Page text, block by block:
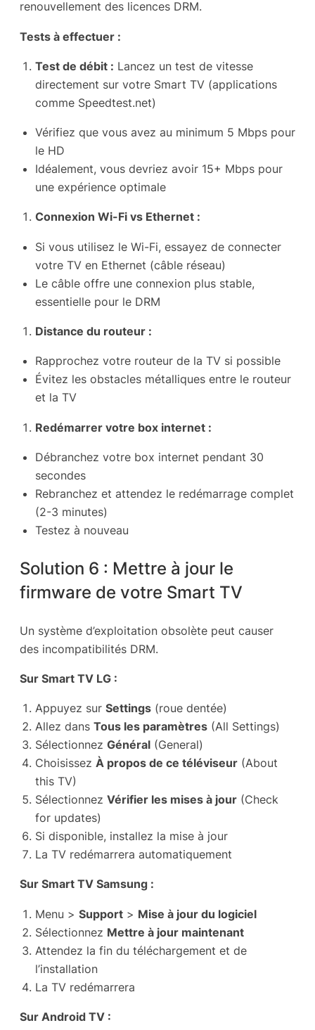
renouvellement des licences DRM.
Tests à effectuer :
Test de débit : Lancez un test de vitesse
directement sur votre Smart TV (applications
comme Speedtest.net)
Vérifiez que vous avez au minimum 5 Mbps pour
le HD
Idéalement, vous devriez avoir 15+ Mbps pour
une expérience optimale
Connexion Wi-Fi vs Ethernet :
Si vous utilisez le Wi-Fi, essayez de connecter
votre TV en Ethernet (câble réseau)
Le câble offre une connexion plus stable,
essentielle pour le DRM
Distance du routeur :
Rapprochez votre routeur de la TV si possible
Évitez les obstacles métalliques entre le routeur
et la TV
Redémarrer votre box internet :
Débranchez votre box internet pendant 30
secondes
Rebranchez et attendez le redémarrage complet
(2-3 minutes)
Testez à nouveau
Solution 6 : Mettre à jour le
firmware de votre Smart TV
Un système d’exploitation obsolète peut causer
des incompatibilités DRM.
Sur Smart TV LG :
Appuyez sur Settings (roue dentée)
Allez dans Tous les paramètres (All Settings)
Sélectionnez Général (General)
Choisissez À propos de ce téléviseur (About
this TV)
Sélectionnez Vérifier les mises à jour (Check
for updates)
Si disponible, installez la mise à jour
La TV redémarrera automatiquement
Sur Smart TV Samsung :
Menu > Support > Mise à jour du logiciel
Sélectionnez Mettre à jour maintenant
Attendez la fin du téléchargement et de
l’installation
La TV redémarrera
Sur Android TV :